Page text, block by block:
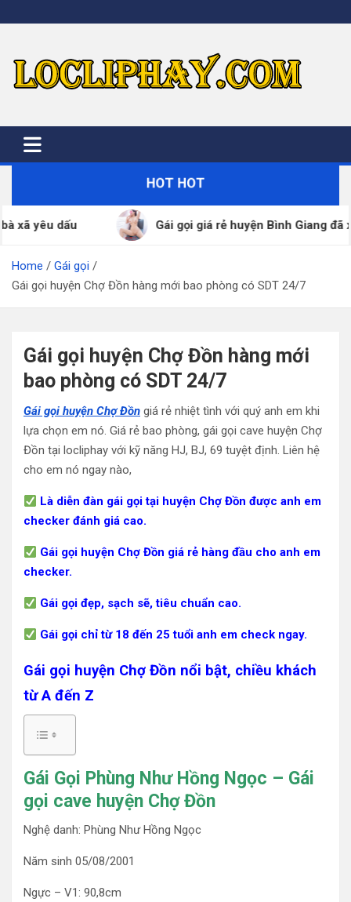
to
HOT HOT
Gái gọi giá rẻ huyện Bình Giang đã xác thực SDT – ZALO 24/7
Home
Gái gọi
Gái gọi huyện Chợ Đồn hàng mới bao phòng có SDT 24/7
Gái gọi huyện Chợ Đồn hàng mới
bao phòng có SDT 24/7
Gái gọi huyện Chợ Đồn giá rẻ nhiệt tình với quý anh em khi
lựa chọn em nó. Giá rẻ bao phòng, gái gọi cave huyện Chợ
Đồn tại locliphay với kỹ năng HJ, BJ, 69 tuyệt định. Liên hệ
cho em nó ngay nào,
Là diễn đàn gái gọi tại huyện Chợ Đồn được anh em
checker đánh giá cao.
Gái gọi huyện Chợ Đồn giá rẻ hàng đầu cho anh em
checker.
Gái gọi đẹp, sạch sẽ, tiêu chuẩn cao.
Gái gọi chỉ từ 18 đến 25 tuổi anh em check ngay.
Gái gọi huyện Chợ Đồn nổi bật, chiều khách
từ A đến Z
Gái Gọi Phùng Như Hồng Ngọc – Gái
gọi cave huyện Chợ Đồn
Nghệ danh: Phùng Như Hồng Ngọc
Năm sinh 05/08/2001
Ngực – V1: 90,8cm